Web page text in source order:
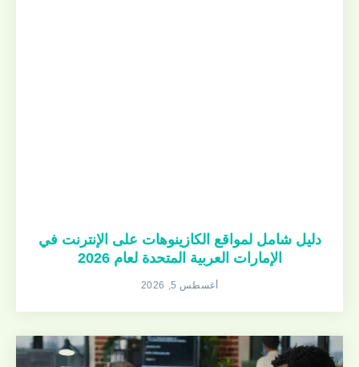
دليل شامل لمواقع الكازينوهات على الإنترنت في
الإمارات العربية المتحدة لعام 2026
أغسطس 5, 2026